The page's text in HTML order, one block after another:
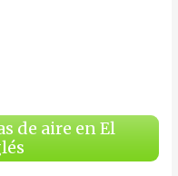
de aire en El